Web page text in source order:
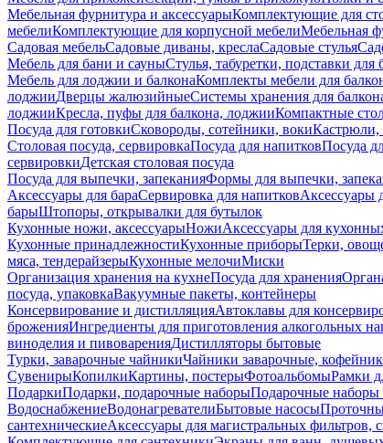
Мебельная фурнитура и аксессуарыКомплектующие для
мебелиКомплектующие для корпусной мебелиМебельная
Садовая мебельСадовые диваны, креслаСадовые стулья
Мебель для бани и сауныСтулья, табуретки, подставки для
Мебель для лоджии и балконаКомплекты мебели для
лоджииДверцы жалюзийныеСистемы хранения для
лоджииКресла, пуфы для балкона, лоджииКомпактные
Посуда для готовкиСковороды, сотейники, вокиКастрюли,
Столовая посуда, сервировкаПосуда для напитковПосуда
сервировкиДетская столовая посуда
Посуда для выпечки, запеканияФормы для выпечки,
Аксессуары для бараСервировка для напитковАксессуары
барыШтопоры, открывалки для бутылок
Кухонные ножи, аксессуарыНожиАксессуары для
Кухонные принадлежностиКухонные приборыТерки,
мяса, тендерайзерыКухонные мелочиМиски
Организация хранения на кухнеПосуда для хранения
посуда, упаковкаВакуумные пакеты, контейнеры
Консервирование и дистилляцияАвтоклавы для
броженияИнгредиенты для приготовления алкогольных
виноделия и пивоваренияДистилляторы бытовые
Турки, заварочные чайникиЧайники заварочные,
СувенирыКопилкиКартины, постерыФотоальбомыРамки
ПодаркиПодарки, подарочные наборыПодарочные наборы
ВодоснабжениеВодонагревателиБытовые насосы
сантехническиеАксессуары для магистральных фильтров,